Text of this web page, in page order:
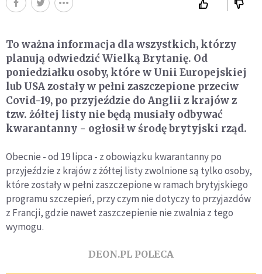
To ważna informacja dla wszystkich, którzy
planują odwiedzić Wielką Brytanię. Od
poniedziałku osoby, które w Unii Europejskiej
lub USA zostały w pełni zaszczepione przeciw
Covid-19, po przyjeździe do Anglii z krajów z
tzw. żółtej listy nie będą musiały odbywać
kwarantanny - ogłosił w środę brytyjski rząd.
Obecnie - od 19 lipca - z obowiązku kwarantanny po
przyjeździe z krajów z żółtej listy zwolnione są tylko osoby,
które zostały w pełni zaszczepione w ramach brytyjskiego
programu szczepień, przy czym nie dotyczy to przyjazdów
z Francji, gdzie nawet zaszczepienie nie zwalnia z tego
wymogu.
DEON.PL POLECA